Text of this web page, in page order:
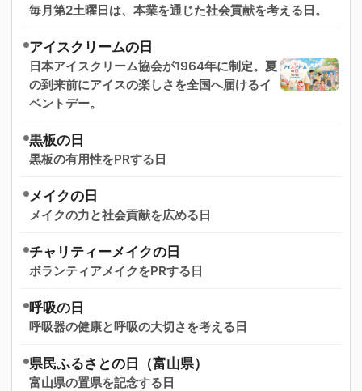
毎月第2土曜日は、本業を通じた社会貢献を考える日。
アイスクリームの日
日本アイスクリーム協会が1964年に制定。夏
の到来前にアイスの楽しさを全国へ届けるイ
ベントデー。
黒板の日
黒板の有用性をPRする日
メイクの日
メイクの力と社会貢献を広める日
チャリティーメイクの日
ボランティアメイクをPRする日
呼吸の日
呼吸器の健康と呼吸の大切さを考える日
県民ふるさとの日（富山県）
富山県の置県を記念する日